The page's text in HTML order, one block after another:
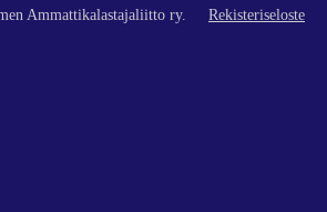
Ammattikalastajaliitto ry. Rekisteriseloste